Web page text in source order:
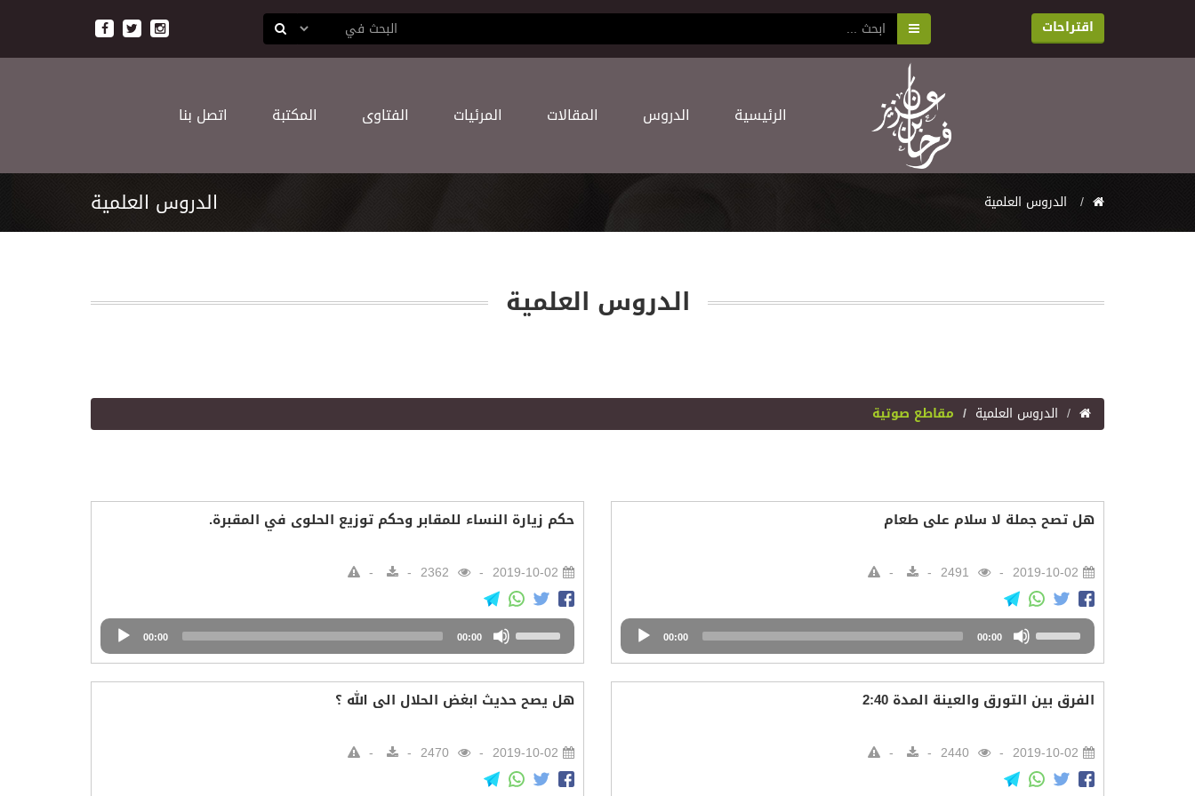
اقتراحات
اﻟﺮﺋﻴﺴﻴﺔ اﻟﺪﺭﻭﺱ اﻟﻤﻘﺎﻻﺕ اﻟﻤﺮﺋﻴﺎﺕ اﻟﻔﺘﺎﻭﻯ اﻟﻤﻜﺘﺒﺔ اﺗﺼﻞ ﺑﻨﺎ
اﻟﺪﺭﻭﺱ اﻟﻌﻠﻤﻴﺔ اﻟﺪﺭﻭﺱ اﻟﻌﻠﻤﻴﺔ
اﻟﺪﺭﻭﺱ اﻟﻌﻠﻤﻴﺔ
اﻟﺪﺭﻭﺱ اﻟﻌﻠﻤﻴﺔ مقاطع صوتية
هل تصح جملة لا سلام على طعام
2019-10-02
Audio
Player
00:00 00:00
Up/Down
Arrow
keys
to
decrease
volume.
حكم زيارة النساء للمقابر وحكم توزيع الحلوى في المقبرة.
2019-10-02
Audio
Player
00:00 00:00
Up/Down
Arrow
keys
to
decrease
volume.
الفرق بين التورق والعينة المدة 2:40
2019-10-02
هل يصح حديث ابغض الحلال الى الله ؟
2019-10-02